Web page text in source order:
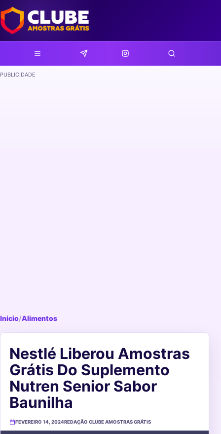
PUBLICIDADE
Inicio/Alimentos
Nestlé Liberou Amostras
Grátis Do Suplemento
Nutren Senior Sabor
Baunilha
FEVEREIRO 14, 2024REDAÇÃO CLUBE AMOSTRAS GRÁTIS